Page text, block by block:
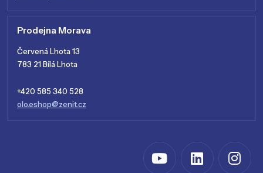
Prodejna Morava
Červená Lhota 13
783 21 Bílá Lhota
+420 585 340 528
olo.eshop@zenit.cz